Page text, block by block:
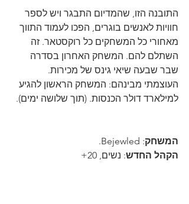
התובנה הזו, שהמדיום התבגר ויש לספר
חוויות לאנשים בוגרים, הפכו לעמוד התווך
מאחורי כל המשחקים כל רוקסטאר. זה
השתלם להם. המשחק האחרון בסדרה
שבר שבעה שיאי גינס של מכירות.
העוצמתי מבינהם: המשחק הראשון להגיע
למילארד דולר הכנסות. (תוך שלושה ימים).
המשחק: Bejewled.
הקהל החדש: נשים, 20+